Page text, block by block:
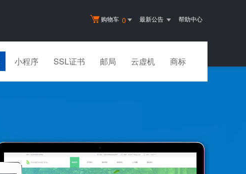
购物车 0 最新公告 帮助中心
小程序 SSL证书 邮局 云虚机 商标